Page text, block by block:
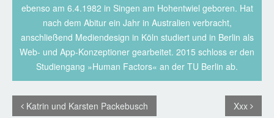
ebenso am 6.4.1982 in Singen am Hohentwiel geboren. Hat
nach dem Abitur ein Jahr in Australien verbracht,
anschließend Mediendesign in Köln studiert und in Berlin als
Web- und App-Konzeptioner gearbeitet. 2015 schloss er den
Studiengang »Human Factors« an der TU Berlin ab.
Katrin und Karsten Packebusch Xxx